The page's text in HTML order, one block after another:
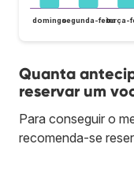
domingosegunda-feiraterça-
Quanta
reservar um
Para conseguir o
recomenda-se